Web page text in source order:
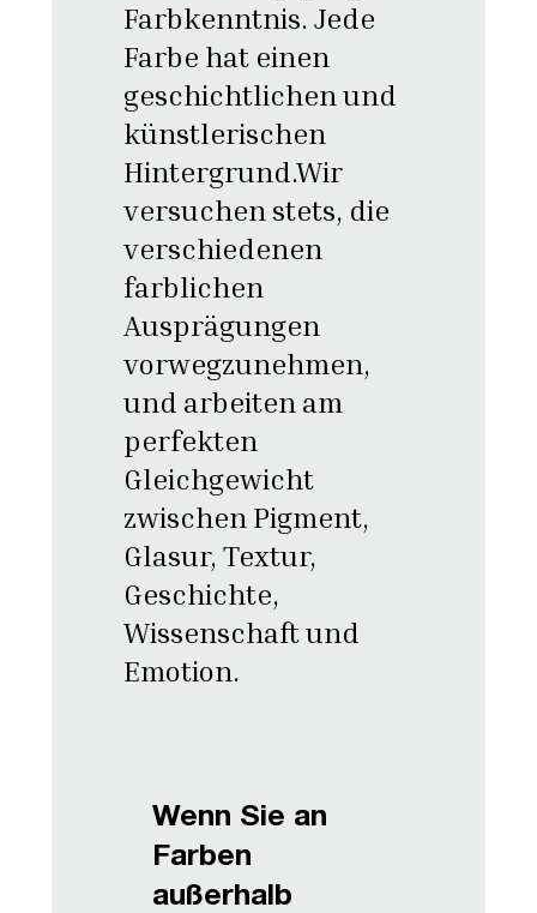
Farbkenntnis. Jede
Farbe hat einen
geschichtlichen und
künstlerischen
Hintergrund.Wir
versuchen stets, die
verschiedenen
farblichen
Ausprägungen
vorwegzunehmen,
und arbeiten am
perfekten
Gleichgewicht
zwischen Pigment,
Glasur, Textur,
Geschichte,
Wissenschaft und
Emotion.
Wenn Sie an
Farben
außerhalb